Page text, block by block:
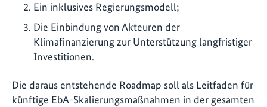
Ein inklusives Regierungsmodell;
Die Einbindung von Akteuren der
Klimafinanzierung zur Unterstützung langfristiger
Investitionen.
Die daraus entstehende Roadmap soll als Leitfaden für
künftige EbA-Skalierungsmaßnahmen in der gesamten